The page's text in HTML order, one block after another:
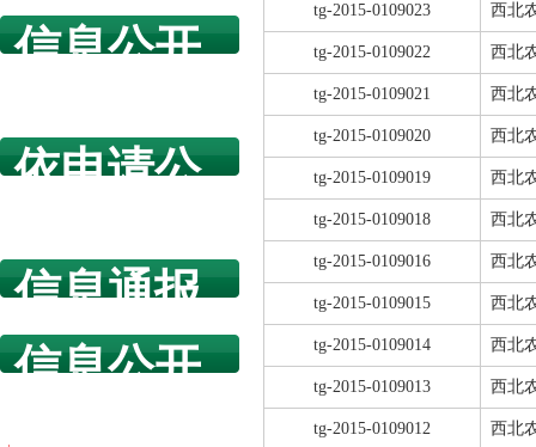
信息公开
依申请公
信息通报
信息公开
tg-2015-0109023 西北
tg-2015-0109022 西北
tg-2015-0109021 西北
tg-2015-0109020 西北
tg-2015-0109019 西北
tg-2015-0109018 西北
tg-2015-0109016 西北
tg-2015-0109015 西北
tg-2015-0109014 西北
tg-2015-0109013 西北
tg-2015-0109012 西北